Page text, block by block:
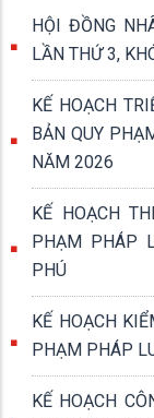
HỘI ĐỒNG
KẾ HOẠCH
BẢN QUY
NĂM 2026
KẾ HOẠCH
PHẠM PHÁP
PHÚ
KẾ HOẠCH
PHẠM PHÁP
KẾ HOẠCH